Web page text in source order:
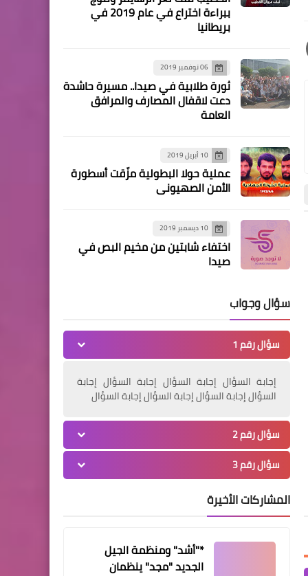
أخبار المخيمات
Www.albuss.net 29 مارس 2024
وحدة الإسعاف والطوارئ وأفواج
الإطفاء الفلسطينية يقيمان حاجز محبة
في البقاع
أخبار المخيمات
Www.albuss.net
تشييع الش*هيد محمود
بلدة تعلبايا البقاعية
أخبار المخيمات
اعتصام بعين الحلوة لمطالبة
الكاملة
*الوكالة الفلسطينية للتعاون
الدولي (PICA) تبدأ برنامجها
الطبي الثاني في مستشفى
أخبار البص
*ثالث المرحومة جميلة حسن
أبو العينين *
جمعية التواصل تكرم مسؤول
الملف الفلسطيني في حزب
الله في منطقة صور السيد أبو
وائل زلزلي
ببراءة اختراع في عام 2019 في
بريطانيا
06 نوفمبر 2019
ثورة طلابية في صيدا.. مسيرة حاشدة
دعت لاقفال المصارف والمرافق
العامة
10 أبريل 2019
عملية حولا البطولية مزّقت أسطورة
الأمن الصهيوني
10 ديسمبر 2019
اختفاء شابتين من مخيم البص في
صيدا
سؤال وجواب
سؤال رقم 1
إجابة السؤال إجابة السؤال إجابة السؤال إجابة
السؤال إجابة السؤال إجابة السؤال إجابة السؤال
سؤال رقم 2
سؤال رقم 3
المشاركات الأخيرة
*"أشد" ومنظمة الجيل
الجديد "مجد" ينظمان